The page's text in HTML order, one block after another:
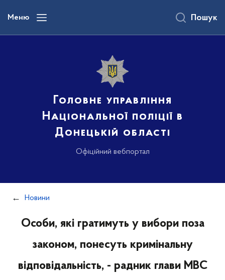
вмісту
Меню
Головне управління
Національної поліції в
Донецькій області
Офіційний вебпортал
Пошук
Новини
Особи, які гратимуть у вибори поза
законом, понесуть кримінальну
відповідальність, - радник глави МВС